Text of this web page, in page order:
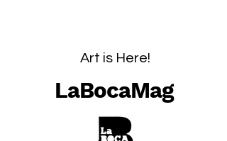
LaBocaMag
Art is Here!